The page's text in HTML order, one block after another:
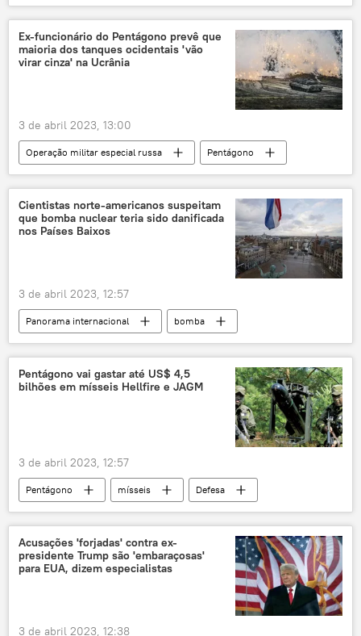
opinião
Brasil
diplomacia
BRICS
Brasília Rússia
Ex-funcionário do Pentágono prevê que
maioria dos tanques ocidentais 'vão
virar cinza' na Ucrânia
3 de abril 2023, 13:00
Operação militar especial russa
Pentágono
EUA
oficial
ex-oficial
tanques
conflito ucraniano
entrega
fornecimento
Rússia
estratégia
Leopard
Cientistas norte-americanos suspeitam
que bomba nuclear teria sido danificada
nos Países Baixos
3 de abril 2023, 12:57
Panorama internacional
bomba
bomba nuclear
bomba atômica
Países Baixos
EUA
Federação de Cientistas Americanos
Europa
incidente
Pentágono vai gastar até US$ 4,5
bilhões em mísseis Hellfire e JAGM
3 de abril 2023, 12:57
Pentágono mísseis
Defesa
Estados Unidos
Hellfire
tensão militar
tensão geopolítica
Acusações 'forjadas' contra ex-
presidente Trump são 'embaraçosas'
para EUA, dizem especialistas
3 de abril 2023, 12:38